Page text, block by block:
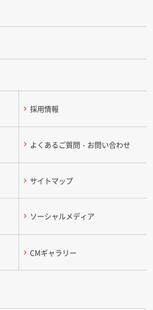
採用情報
よくあるご質問・お問い合わせ
サイトマップ
ソーシャルメディア
CMギャラリー